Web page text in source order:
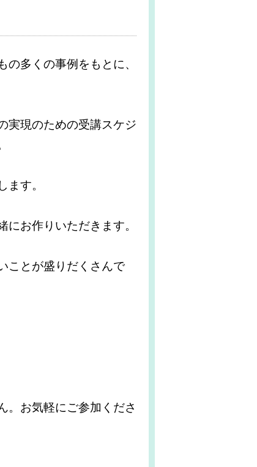
多くの事例をもとに、
実現のための受講スケジ
す。
お作りいただきます。
ことが盛りだくさんで
。お気軽にご参加くださ